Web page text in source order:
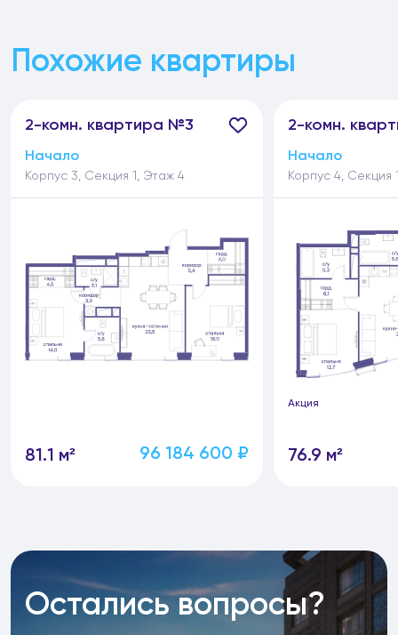
Похожие квартиры
2-комн. квартира №3
Начало
Корпус 3, Секция 1, Этаж 4
81.1 м² 96 184 600 ₽
2-комн.
Начало
Корпус 4, Секция
Акция
76.9 м²
Остались вопросы?